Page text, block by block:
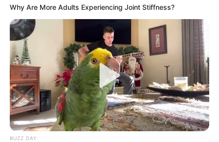
Why Are More Adults Experiencing Joint Stiffness?
BUZZ DAY